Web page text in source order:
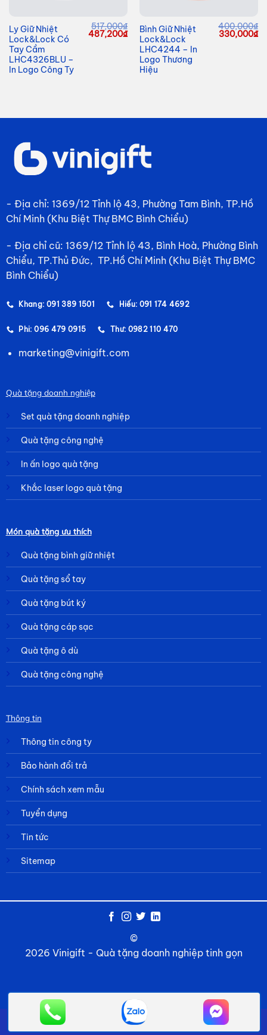
Ly Giữ Nhiệt
Lock&Lock Có
Tay Cầm
LHC4326BLU –
In Logo Công Ty
517,000₫
Giá
487,200₫Giá
hiện
487,200₫.
Bình Giữ Nhiệt
Lock&Lock
LHC4244 – In
Logo Thương
Hiệu
400,000₫
Giá
330,000₫
- Địa chỉ: 1369/12 Tỉnh lộ 43, Phường Tam Bình, TP.Hồ
Chí Minh (Khu Biệt Thự BMC Bình Chiểu)
- Địa chỉ cũ: 1369/12 Tỉnh lộ 43, Bình Hoà, Phường Bình
Chiểu, TP.Thủ Đức, TP.Hồ Chí Minh (Khu Biệt Thự BMC
Bình Chiểu)
Khang: 091 389 1501 Hiếu: 091 174 4692
Phi: 096 479 0915 Thư: 0982 110 470
marketing@vinigift.com
Quà tặng doanh nghiệp
Set quà tặng doanh nghiệp
Quà tặng công nghệ
In ấn logo quà tặng
Khắc laser logo quà tặng
Món quà tặng ưu thích
Quà tặng bình giữ nhiệt
Quà tặng sổ tay
Quà tặng bút ký
Quà tặng cáp sạc
Quà tặng ô dù
Quà tặng công nghệ
Thông tin
Thông tin công ty
Bảo hành đổi trả
Chính sách xem mẫu
Tuyển dụng
Tin tức
Sitemap
©
2026 Vinigift - Quà tặng doanh nghiệp tinh gọn
Về chúng tôi Câu hỏi thường gặp Liên hệ